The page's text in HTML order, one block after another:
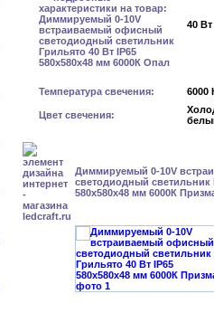
40 Вт
Температура свечения: 6000
Цвет свечения:
Диммируемый 0-10V
светодиодный светильник
580x580x48 мм 6000К